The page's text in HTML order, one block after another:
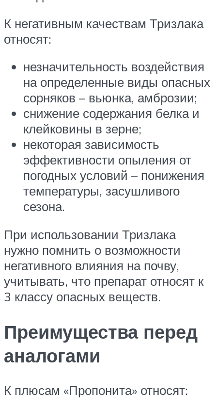
К негативным качествам Тризлака
относят:
незначительность воздействия
на определенные виды опасных
сорняков – вьюнка, амброзии;
снижение содержания белка и
клейковины в зерне;
некоторая зависимость
эффективности опыления от
погодных условий – понижения
температуры, засушливого
сезона.
При использовании Тризлака
нужно помнить о возможности
негативного влияния на почву,
учитывать, что препарат относят к
3 классу опасных веществ.
Преимущества перед
аналогами
К плюсам «Пропонита» относят: